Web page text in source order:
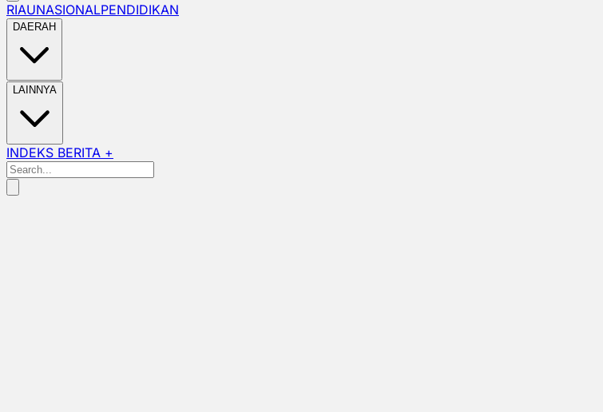
RIAUNASIONALPENDIDIKAN
DAERAH
LAINNYA
INDEKS BERITA +